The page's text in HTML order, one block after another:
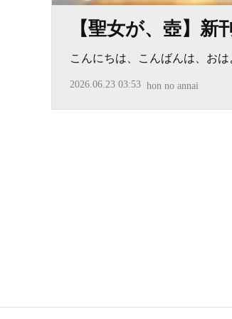
【聖女が、壺】新
こんにちは、こんばんは、お
2026.06.23 03:53 hon no annai